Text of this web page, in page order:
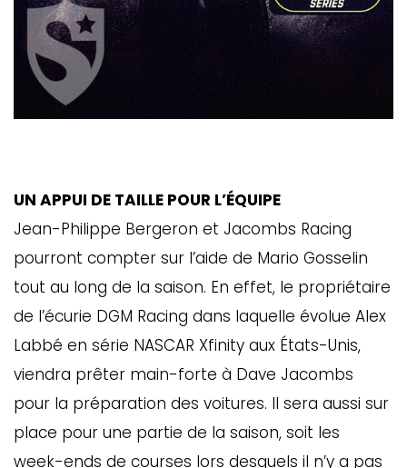
UN APPUI DE TAILLE POUR L’ÉQUIPE
Jean-Philippe Bergeron et Jacombs Racing
pourront compter sur l’aide de Mario Gosselin
tout au long de la saison. En effet, le propriétaire
de l’écurie DGM Racing dans laquelle évolue Alex
Labbé en série NASCAR Xfinity aux États-Unis,
viendra prêter main-forte à Dave Jacombs
pour la préparation des voitures. Il sera aussi sur
place pour une partie de la saison, soit les
week-ends de courses lors desquels il n’y a pas